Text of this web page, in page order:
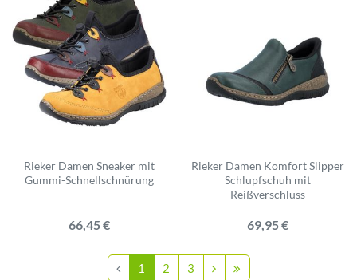
Rieker Damen Sneaker mit
Gummi-Schnellschnürung
66,45 €
Rieker Damen Komfort Slipper
Schlupfschuh mit
Reißverschluss
69,95 €
1 2 3